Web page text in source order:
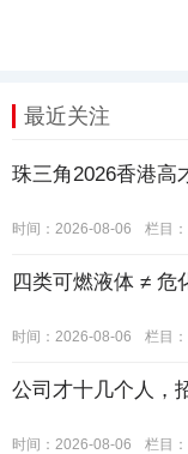
最近关注
珠三角2026香港高
时间：2026-08-06 栏目：
四类可燃液体 ≠ 危
时间：2026-08-06 栏目：
公司才十几个人，
时间：2026-08-06 栏目：